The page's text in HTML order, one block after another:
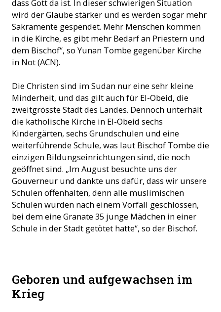
dass Gott da ist. In dieser schwierigen Situation
wird der Glaube stärker und es werden sogar mehr
Sakramente gespendet. Mehr Menschen kommen
in die Kirche, es gibt mehr Bedarf an Priestern und
dem Bischof“, so Yunan Tombe gegenüber Kirche
in Not (ACN).
Die Christen sind im Sudan nur eine sehr kleine
Minderheit, und das gilt auch für El-Obeid, die
zweitgrösste Stadt des Landes. Dennoch unterhält
die katholische Kirche in El-Obeid sechs
Kindergärten, sechs Grundschulen und eine
weiterführende Schule, was laut Bischof Tombe die
einzigen Bildungseinrichtungen sind, die noch
geöffnet sind. „Im August besuchte uns der
Gouverneur und dankte uns dafür, dass wir unsere
Schulen offenhalten, denn alle muslimischen
Schulen wurden nach einem Vorfall geschlossen,
bei dem eine Granate 35 junge Mädchen in einer
Schule in der Stadt getötet hatte“, so der Bischof.
Geboren und aufgewachsen im
Krieg
Schäden steht sie noch (Foto: ACN)